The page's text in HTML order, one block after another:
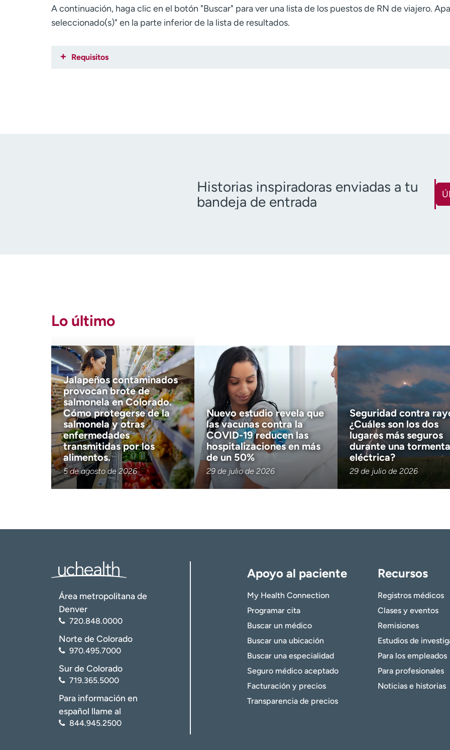
A continuación, haga clic en el botón "Buscar" para ver una lista de los puestos de RN de viajero.
seleccionado(s)" en la parte inferior de la lista de resultados.
Requisitos
Historias inspiradoras enviadas a tu
bandeja de entrada
Lo último
Jalapeños contaminados
provocan brote de
salmonela en Colorado.
Cómo protegerse de la
salmonela y otras
enfermedades
transmitidas por los
alimentos.
5 de agosto de 2026
Nuevo estudio revela que
las vacunas contra la
COVID-19 reducen las
hospitalizaciones en más
de un 50%
29 de julio de 2026
Seguridad contra
¿Cuáles son los dos
lugares más seguros
durante una tormenta
eléctrica?
29 de julio de 2026
Área metropolitana de
Denver
720.848.0000
Norte de Colorado
970.495.7000
Sur de Colorado
719.365.5000
Para información en
español llame al
844.945.2500
Apoyo al paciente
My Health Connection
Programar cita
Buscar un médico
Buscar una ubicación
Buscar una especialidad
Seguro médico aceptado
Facturación y precios
Transparencia de precios
Recursos
Registros médicos
Clases y eventos
Remisiones
Estudios de
Para los empleados
Para profesionales
Noticias e historias